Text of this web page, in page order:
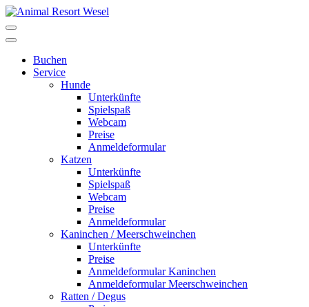
Buchen
Service
Hunde
Unterkünfte
Spielspaß
Webcam
Preise
Anmeldeformular
Katzen
Unterkünfte
Spielspaß
Webcam
Preise
Anmeldeformular
Kaninchen / Meerschweinchen
Unterkünfte
Preise
Anmeldeformular Kaninchen
Anmeldeformular Meerschweinchen
Ratten / Degus